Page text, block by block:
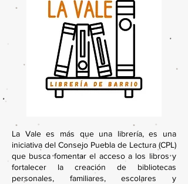
La Vale es más que una librería, es una
iniciativa del Consejo Puebla de Lectura (CPL)
que busca fomentar el acceso a los libros y
fortalecer la creación de bibliotecas
personales, familiares, escolares y